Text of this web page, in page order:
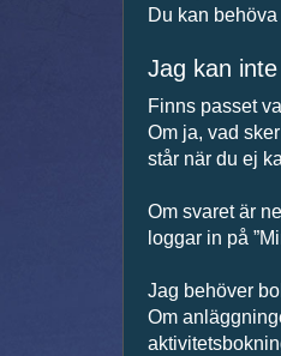
Du kan
Jag kan
Finns passet
Om ja, vad
står när du ej
Om svaret är
loggar in på
Jag behöver
Om